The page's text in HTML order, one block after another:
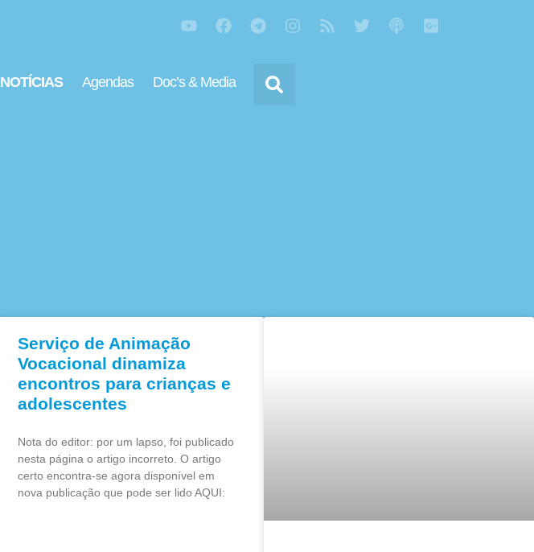
NOTÍCIAS Agendas Doc’s & Media
Serviço de Animação
Vocacional dinamiza
encontros para crianças e
adolescentes
Nota do editor: por um lapso, foi publicado
nesta página o artigo incorreto. O artigo
certo encontra-se agora disponível em
nova publicação que pode ser lido AQUI: